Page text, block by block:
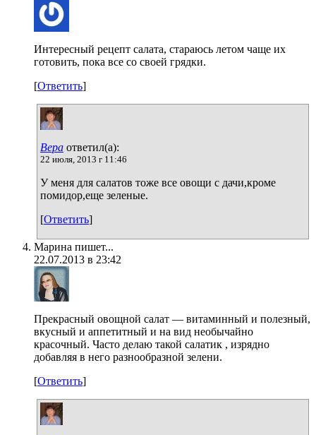
Интересный рецепт салата, стараюсь летом чаще их
готовить, пока все со своей грядки.
[Ответить]
Вера ответил(а):
22 июля, 2013 г 11:46
У меня для салатов тоже все овощи с дачи,кроме
помидор,еще зеленые.
[Ответить]
Марина пишет...
22.07.2013 в 23:42
Прекрасный овощной салат — витаминный и полезный,
вкусный и аппетитный и на вид необычайно
красочный. Часто делаю такой салатик , изрядно
добавляя в него разнообразной зелени.
[Ответить]